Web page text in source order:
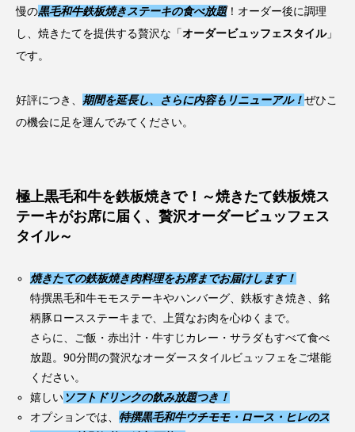
慢の黒毛和牛鉄板焼きステーキの食べ放題！オーダー後に調理
し、焼きたてを提供する贅沢な「オーダービュッフェスタイル」
です。
好評につき、 期間を延長し、さらに内容もリニューアル！ぜひこ
の機会に足を運んでみてください。
極上黒毛和牛を鉄板焼きで！～焼きたて鉄板焼ス
テーキがお席に届く、贅沢オーダービュッフェス
タイル～
焼きたての鉄板焼き肉料理をお席までお届けします！
特撰黒毛和牛モモステーキやハンバーグ、鉄板すき焼き、銘
柄豚ロースステーキまで、上質なお肉を心ゆくまで。
さらに、ご飯・赤出汁・牛すじカレー・サラダもすべて食べ
放題。90分間の贅沢なオーダースタイルビュッフェをご堪能
ください。
嬉しい ソフトドリンクの飲み放題つき！
オプションでは、特撰黒毛和牛ウチモモ・ロース・ヒレのス